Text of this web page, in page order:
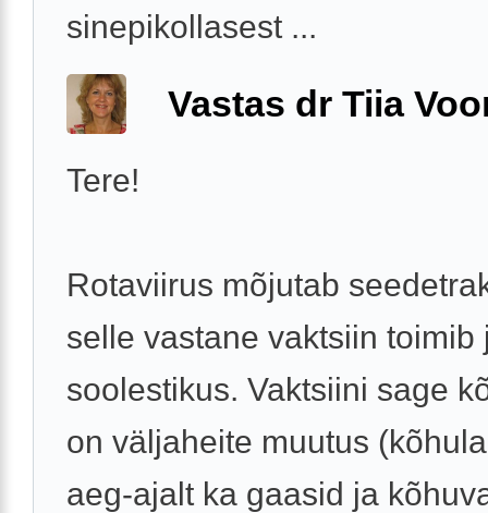
sinepikollasest ...
Vastas dr Tiia
Tere!
Rotaviirus mõjutab
selle vastane vaktsiin toimib
soolestikus. Vaktsiini sage
on väljaheite muutus
aeg-ajalt ka gaasid ja